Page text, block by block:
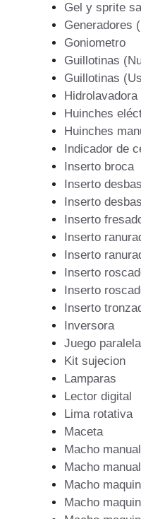
Gel y sprite
Generadores
Goniometro
Guillotinas
Guillotinas
Huinches
Huinches
Indicador de
Inserto broca
Inserto
Inserto
Inserto
Inserto
Inserto
Inserto
Inserto
Inserto
Inversora
Juego
Kit sujecion
Lamparas
Lector digital
Lima rotativa
Maceta
Macho
Macho
Macho
Macho